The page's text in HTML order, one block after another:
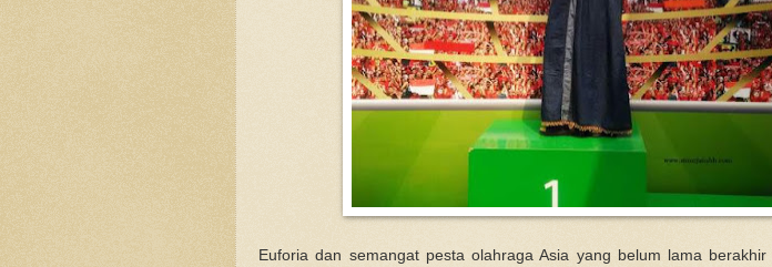
Euforia dan semangat pesta olahraga Asia yang belum lama